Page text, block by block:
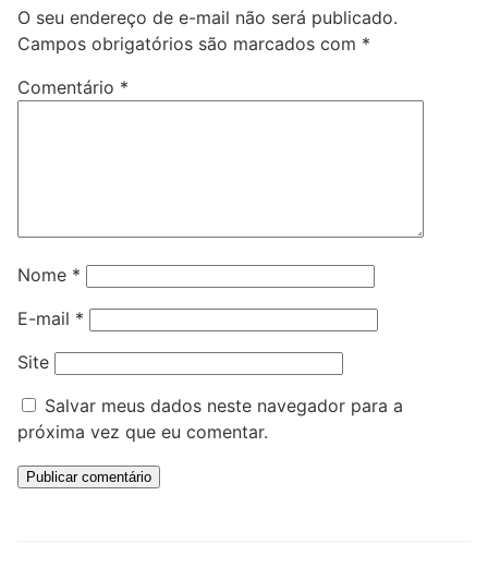
O seu endereço de e-mail não será publicado.
Campos obrigatórios são marcados com *
Comentário *
Nome *
E-mail *
Site
Salvar meus dados neste navegador para a
próxima vez que eu comentar.